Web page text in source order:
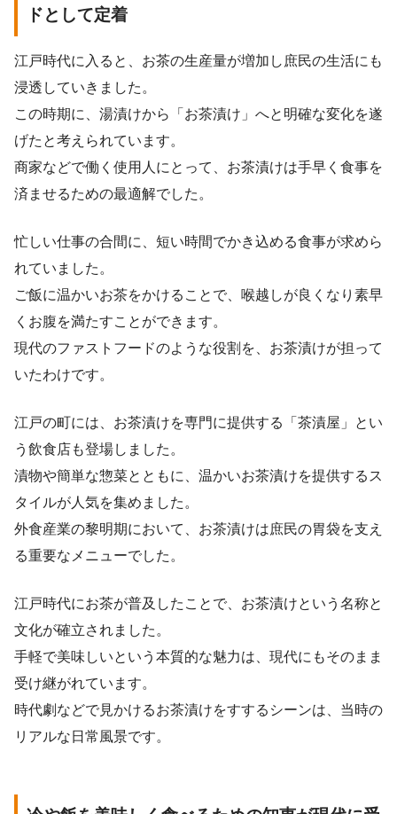
ドとして定着
江戸時代に入ると、お茶の生産量が増加し庶民の生活にも
浸透していきました。
この時期に、湯漬けから「お茶漬け」へと明確な変化を遂
げたと考えられています。
商家などで働く使用人にとって、お茶漬けは手早く食事を
済ませるための最適解でした。
忙しい仕事の合間に、短い時間でかき込める食事が求めら
れていました。
ご飯に温かいお茶をかけることで、喉越しが良くなり素早
くお腹を満たすことができます。
現代のファストフードのような役割を、お茶漬けが担って
いたわけです。
江戸の町には、お茶漬けを専門に提供する「茶漬屋」とい
う飲食店も登場しました。
漬物や簡単な惣菜とともに、温かいお茶漬けを提供するス
タイルが人気を集めました。
外食産業の黎明期において、お茶漬けは庶民の胃袋を支え
る重要なメニューでした。
江戸時代にお茶が普及したことで、お茶漬けという名称と
文化が確立されました。
手軽で美味しいという本質的な魅力は、現代にもそのまま
受け継がれています。
時代劇などで見かけるお茶漬けをすするシーンは、当時の
リアルな日常風景です。